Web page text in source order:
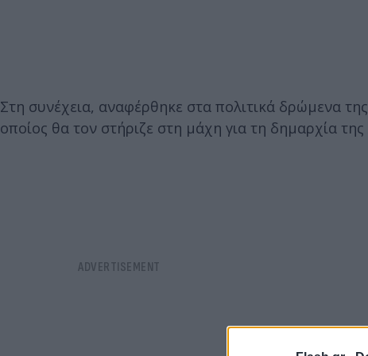
Στη συνέχεια, αναφέρθηκε στα πολιτικά δρώμενα
οποίος θα τον στήριζε στη μάχη για τη δημαρχία